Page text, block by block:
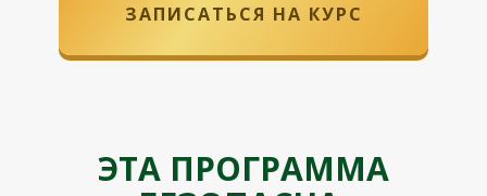
ЗАПИСАТЬСЯ НА КУРС
ЭТА ПРОГРАММА